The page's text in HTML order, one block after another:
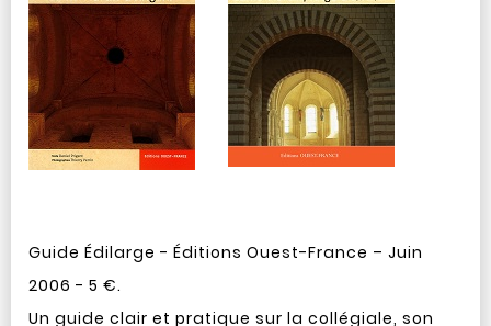
Guide Édilarge - Éditions Ouest-France – Juin
2006 - 5 €.
Un guide clair et pratique sur la collégiale, son